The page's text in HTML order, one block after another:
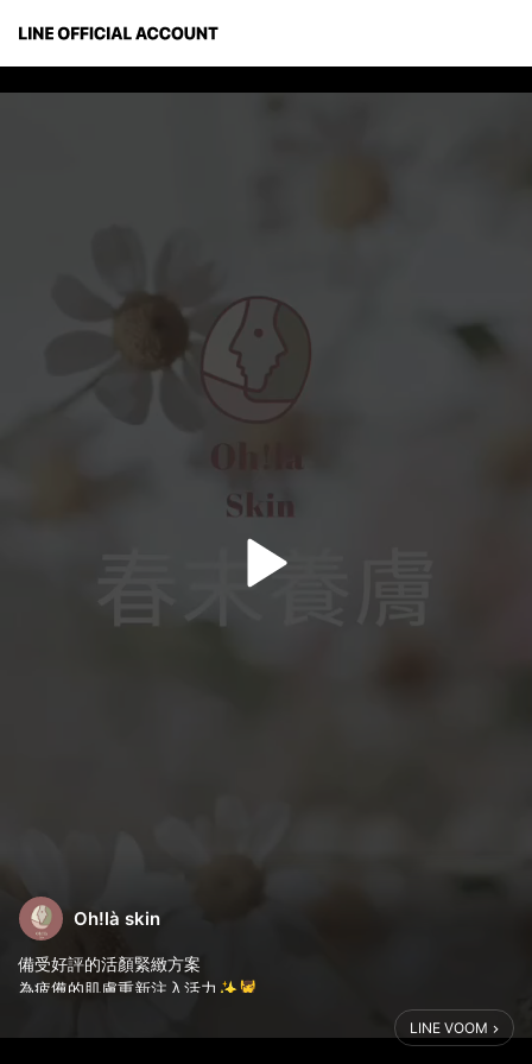
Oh!là skin
備受好評的活顏緊緻方案
為疲憊的肌膚重新注入活力✨💆‍♀️
LINE VOOM